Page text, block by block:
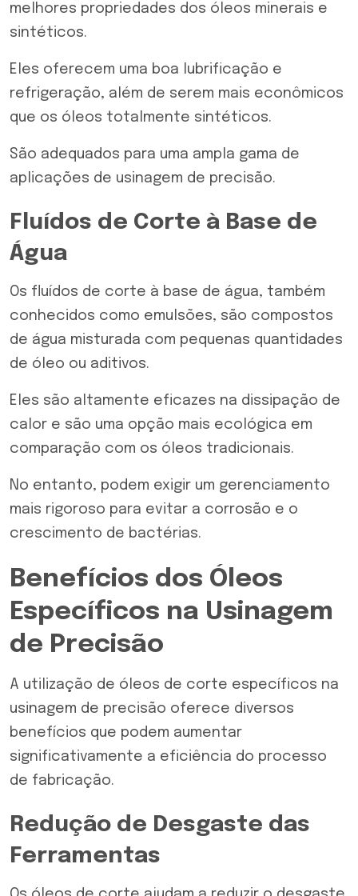
melhores propriedades dos óleos minerais e
sintéticos.
Eles oferecem uma boa lubrificação e
refrigeração, além de serem mais econômicos
que os óleos totalmente sintéticos.
São adequados para uma ampla gama de
aplicações de usinagem de precisão.
Fluídos de Corte à Base de
Água
Os fluídos de corte à base de água, também
conhecidos como emulsões, são compostos
de água misturada com pequenas quantidades
de óleo ou aditivos.
Eles são altamente eficazes na dissipação de
calor e são uma opção mais ecológica em
comparação com os óleos tradicionais.
No entanto, podem exigir um gerenciamento
mais rigoroso para evitar a corrosão e o
crescimento de bactérias.
Benefícios dos Óleos
Específicos na Usinagem
de Precisão
A utilização de óleos de corte específicos na
usinagem de precisão oferece diversos
benefícios que podem aumentar
significativamente a eficiência do processo
de fabricação.
Redução de Desgaste das
Ferramentas